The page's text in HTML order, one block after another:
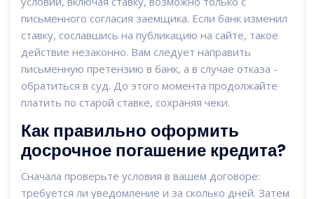
письменного согласия заемщика. Если банк изменил
ставку, сославшись на публикацию на сайте, такое
действие незаконно. Вам следует направить
письменную претензию в банк, а в случае отказа -
обратиться в суд. До этого момента продолжайте
платить по старой ставке, сохраняя чеки.
Как правильно оформить
досрочное погашение кредита?
Сначала проверьте условия в вашем договоре:
требуется ли уведомление и за сколько дней. Затем